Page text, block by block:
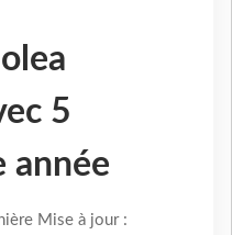
5
année
Mise à jour :